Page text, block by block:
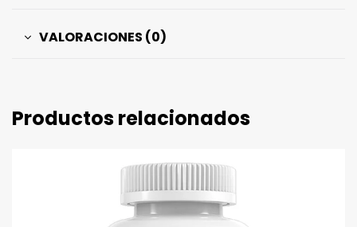
VALORACIONES (0)
Productos relacionados